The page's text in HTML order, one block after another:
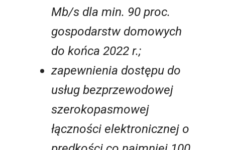
Mb/s dla min. 90 proc.
gospodarstw domowych
do końca 2022 r.;
zapewnienia dostępu do
usług bezprzewodowej
szerokopasmowej
łączności elektronicznej o